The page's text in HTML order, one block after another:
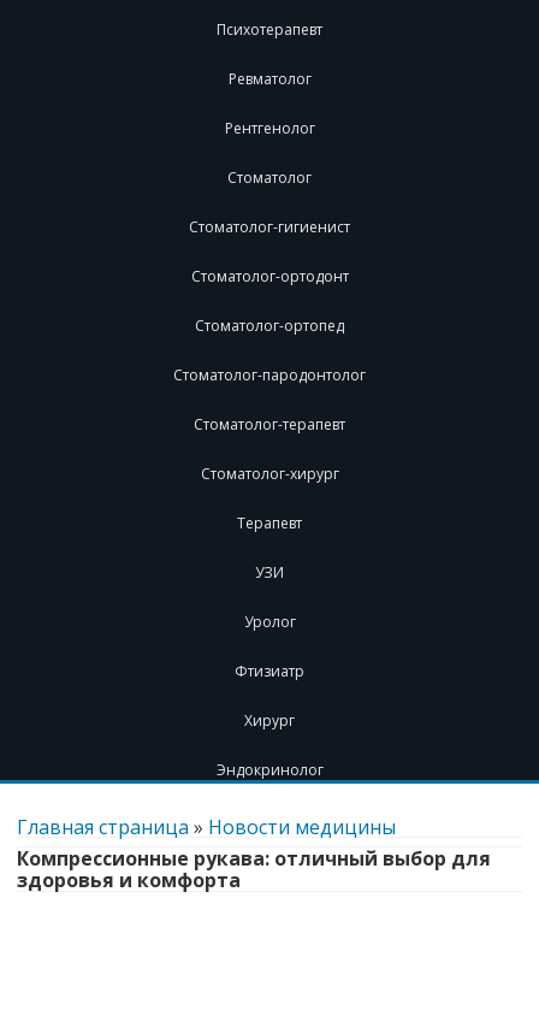
Психотерапевт
Ревматолог
Рентгенолог
Стоматолог
Стоматолог-гигиенист
Стоматолог-ортодонт
Стоматолог-ортопед
Стоматолог-пародонтолог
Стоматолог-терапевт
Стоматолог-хирург
Терапевт
УЗИ
Уролог
Фтизиатр
Хирург
Эндокринолог
Перейти
содержимому
Главная страница » Новости медицины
Компрессионные рукава: отличный выбор для
здоровья и комфорта